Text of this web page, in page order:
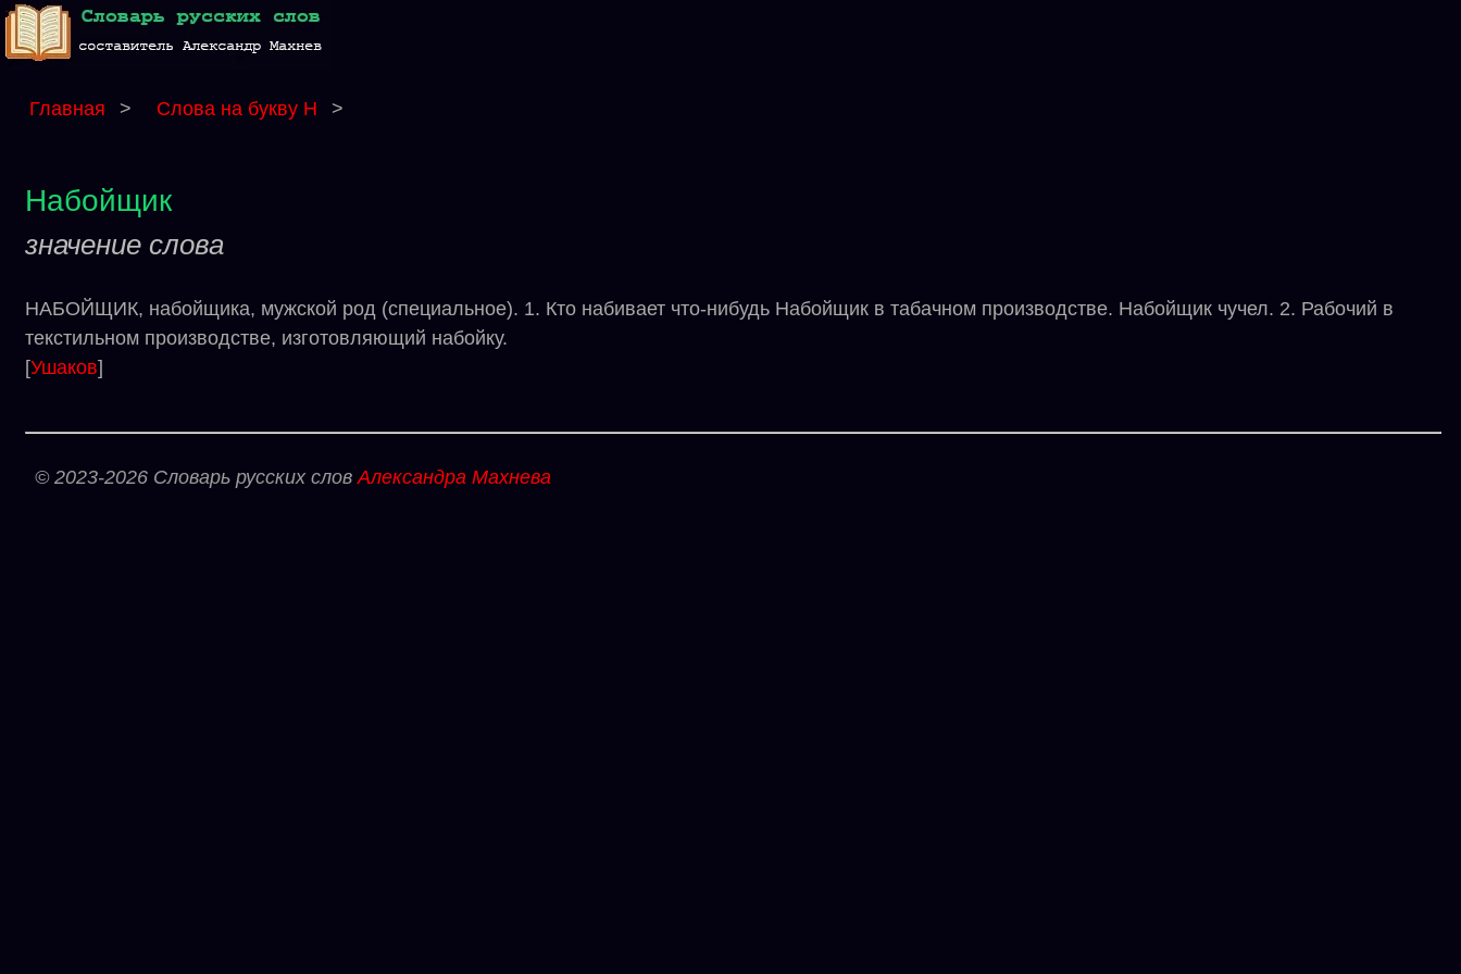
Главная > Слова на букву Н >
Набойщик
значение слова
НАБОЙЩИК, набойщика, мужской род (специальное). 1. Кто набивает что-нибудь Набойщик в табачном производстве. Набойщик чучел. 2. Рабочий в
текстильном производстве, изготовляющий набойку.
[Ушаков]
© 2023-2026 Словарь русских словАлександра Махнева